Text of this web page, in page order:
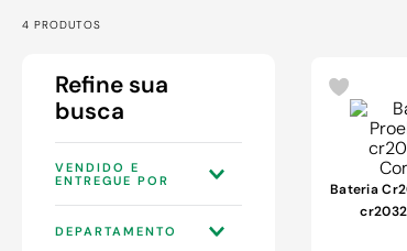
4 PRODUTOS
3P
DEPARTAMENTO
Bateria
forro pvc
cimento